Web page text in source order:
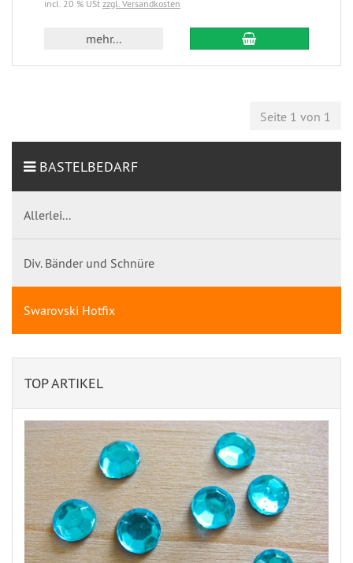
incl. 20 % USt zzgl. Versandkosten
mehr...
Seite 1 von 1
BASTELBEDARF
Allerlei...
Div. Bänder und Schnüre
Swarovski Hotfix
TOP ARTIKEL